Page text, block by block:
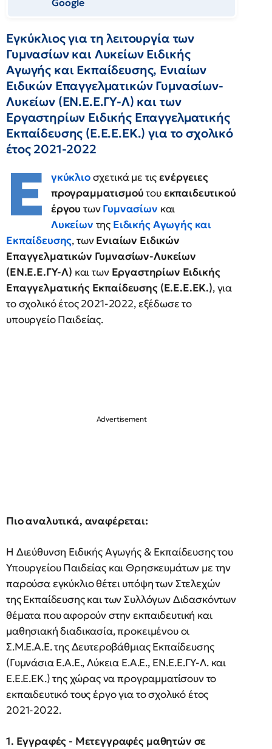
Google
Εγκύκλιος για τη λειτουργία των
Γυμνασίων και Λυκείων Ειδικής
Αγωγής και Εκπαίδευσης, Ενιαίων
Ειδικών Επαγγελματικών Γυμνασίων-
Λυκείων (ΕΝ.Ε.Ε.ΓΥ-Λ) και των
Εργαστηρίων Ειδικής Επαγγελματικής
Εκπαίδευσης (Ε.Ε.Ε.ΕΚ.) για το σχολικό
έτος 2021-2022
Ε γκύκλιοσχετικά με τιςενέργειες
προγραμματισμούτουεκπαιδευτικού
έργου τωνΓυμνασίων και
Λυκείων της Ειδικής Αγωγής και
Εκπαίδευσης, τωνΕνιαίων Ειδικών
Επαγγελματικών Γυμνασίων-Λυκείων
(ΕΝ.Ε.Ε.ΓΥ-Λ) και των Εργαστηρίων Ειδικής
Επαγγελματικής Εκπαίδευσης (Ε.Ε.Ε.ΕΚ.), για
το σχολικό έτος 2021-2022, εξέδωσε το
υπουργείο Παιδείας.
Πιο αναλυτικά, αναφέρεται:
Η Διεύθυνση Ειδικής Αγωγής & Εκπαίδευσης του
Υπουργείου Παιδείας και Θρησκευμάτων με την
παρούσα εγκύκλιο θέτει υπόψη των Στελεχών
της Εκπαίδευσης και των Συλλόγων Διδασκόντων
θέματα που αφορούν στην εκπαιδευτική και
μαθησιακή διαδικασία, προκειμένου οι
Σ.Μ.Ε.Α.Ε. της Δευτεροβάθμιας Εκπαίδευσης
(Γυμνάσια Ε.Α.Ε., Λύκεια Ε.Α.Ε., ΕΝ.Ε.Ε.ΓΥ-Λ. και
Ε.Ε.Ε.ΕΚ.) της χώρας να προγραμματίσουν το
εκπαιδευτικό τους έργο για το σχολικό έτος
2021-2022.
1. Εγγραφές - Μετεγγραφές μαθητών σε